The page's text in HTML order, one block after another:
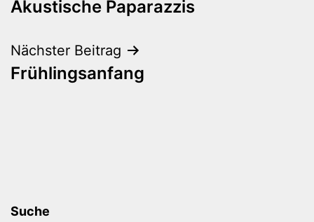
Akustische Paparazzis
Nächster Beitrag
Frühlingsanfang
Suche